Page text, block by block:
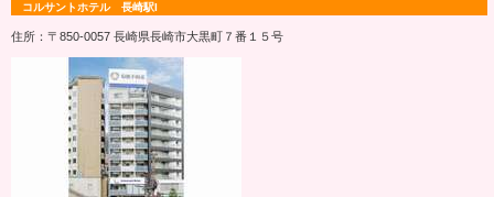
コルサントホテル 長崎駅I
住所：〒850-0057 長崎県長崎市大黒町７番１５号